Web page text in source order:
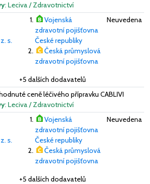
: Leciva / Zdravotnictví
s.
Vojenská
zdravotní pojišťovna
České republiky
Česká průmyslová
zdravotní pojišťovna
+5 dalších dodavatelů
Neuvedena
ceně léčivého přípravku CABLIVI
: Leciva / Zdravotnictví
s.
Vojenská
zdravotní pojišťovna
České republiky
Česká průmyslová
zdravotní pojišťovna
+5 dalších dodavatelů
Neuvedena